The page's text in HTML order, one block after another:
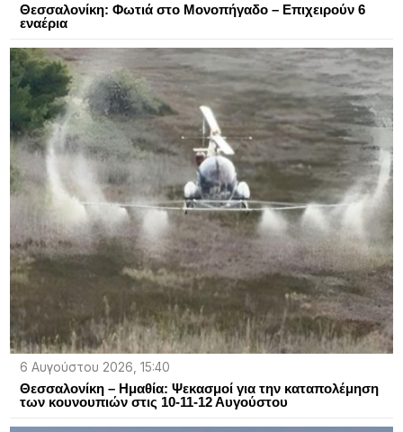
Θεσσαλονίκη: Φωτιά στο Μονοπήγαδο – Επιχειρούν 6
εναέρια
6 Αυγούστου 2026, 15:40
Θεσσαλονίκη – Ημαθία: Ψεκασμοί για την καταπολέμηση
των κουνουπιών στις 10-11-12 Αυγούστου